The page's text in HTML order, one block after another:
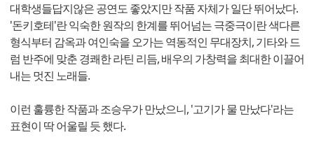
대학생들답지않은 공연도 좋았지만 작품 자체가 일단 뛰어났다.
'돈키호테'란 익숙한 원작의 한계를 뛰어넘는 극중극이란 색다른
형식부터 감옥과 여인숙을 오가는 역동적인 무대장치, 기타와 드
럼 반주에 맞춘 경쾌한 라틴 리듬, 배우의 가창력을 최대한 이끌어
내는 멋진 노래들.
이런 훌륭한 작품과 조승우가 만났으니, '고기가 물 만났다'라는
표현이 딱 어울릴 듯 했다.